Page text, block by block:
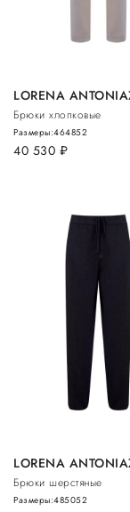
LORENA
Брюки хлопковые
40 530 руб.
Размеры:464852
LORENA
Брюки шерстяные
Размеры:485052